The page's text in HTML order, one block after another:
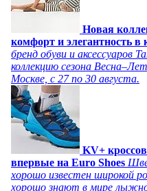
Новая
комфорт и элегантность в
бренд обуви и аксессуаров
коллекцию сезона
Москве, с 27 по 30 августа.
KV+
впервые на Euro Shoes
хорошо известен широкой
хорошо знают в мире